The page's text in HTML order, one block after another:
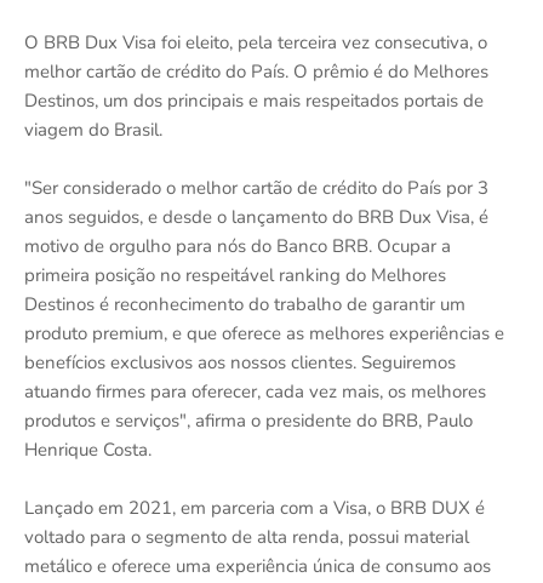
O BRB Dux Visa foi eleito, pela terceira vez consecutiva, o
melhor cartão de crédito do País. O prêmio é do Melhores
Destinos, um dos principais e mais respeitados portais de
viagem do Brasil.
"Ser considerado o melhor cartão de crédito do País por 3
anos seguidos, e desde o lançamento do BRB Dux Visa, é
motivo de orgulho para nós do Banco BRB. Ocupar a
primeira posição no respeitável ranking do Melhores
Destinos é reconhecimento do trabalho de garantir um
produto premium, e que oferece as melhores experiências e
benefícios exclusivos aos nossos clientes. Seguiremos
atuando firmes para oferecer, cada vez mais, os melhores
produtos e serviços", afirma o presidente do BRB, Paulo
Henrique Costa.
Lançado em 2021, em parceria com a Visa, o BRB DUX é
voltado para o segmento de alta renda, possui material
metálico e oferece uma experiência única de consumo aos